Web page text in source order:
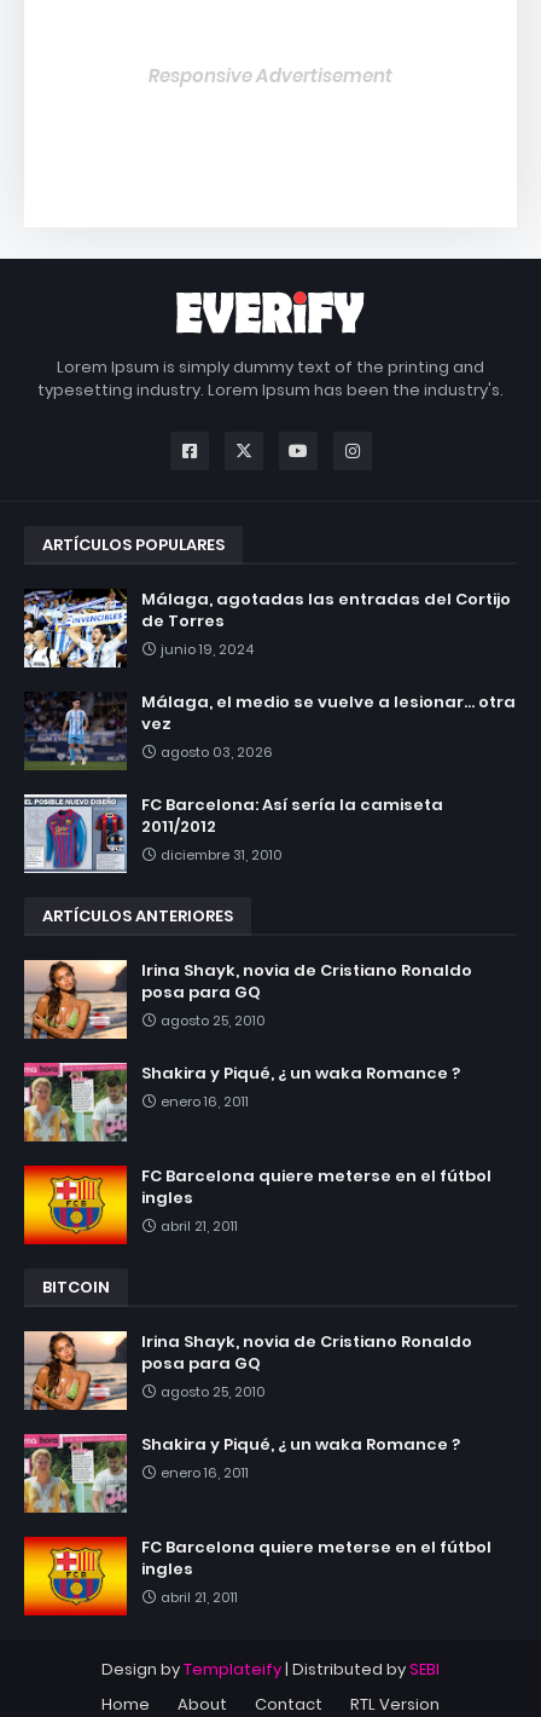
Responsive Advertisement
Lorem Ipsum is simply dummy text of the printing and
typesetting industry. Lorem Ipsum has been the industry's.
ARTÍCULOS POPULARES
Málaga, agotadas las entradas del Cortijo
de Torres
junio 19, 2024
Málaga, el medio se vuelve a lesionar... otra
vez
agosto 03, 2026
FC Barcelona: Así sería la camiseta
2011/2012
diciembre 31, 2010
ARTÍCULOS ANTERIORES
Irina Shayk, novia de Cristiano Ronaldo
posa para GQ
agosto 25, 2010
Shakira y Piqué, ¿ un waka Romance ?
enero 16, 2011
FC Barcelona quiere meterse en el fútbol
ingles
abril 21, 2011
BITCOIN
Irina Shayk, novia de Cristiano Ronaldo
posa para GQ
agosto 25, 2010
Shakira y Piqué, ¿ un waka Romance ?
enero 16, 2011
FC Barcelona quiere meterse en el fútbol
ingles
abril 21, 2011
Design byTemplateify| Distributed bySEBI
Home
About Contact RTL Version